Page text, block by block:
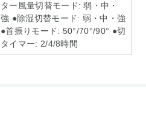
ター風量切替モード: 弱・中・
強 ●除湿切替モード: 弱・中・強
●首振りモード: 50°/70°/90° ●切
タイマー: 2/4/8時間